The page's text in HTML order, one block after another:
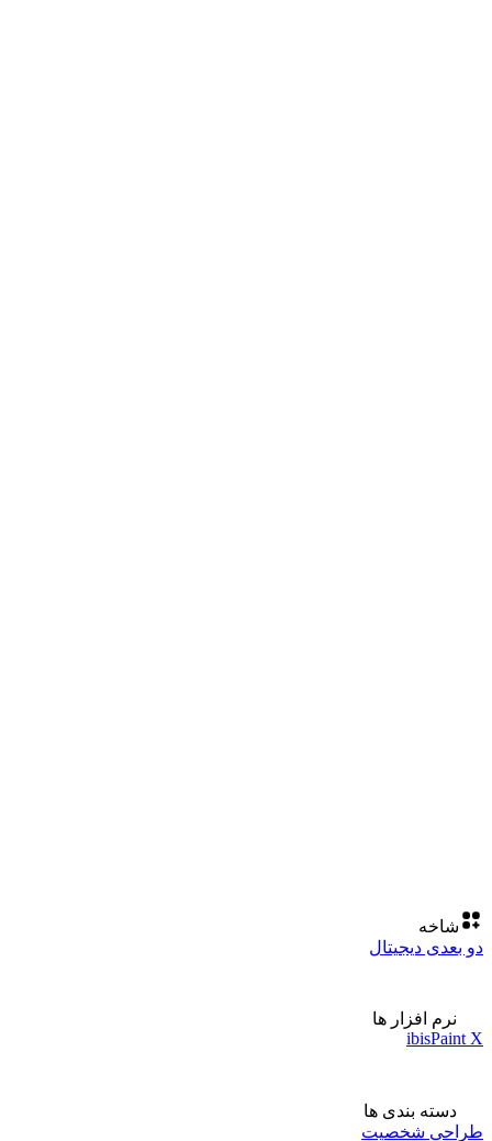
شاخه
دو بعدی دیجیتال
نرم افزار ها
ibisPaint X
دسته بندی ها
طراحی شخصیت